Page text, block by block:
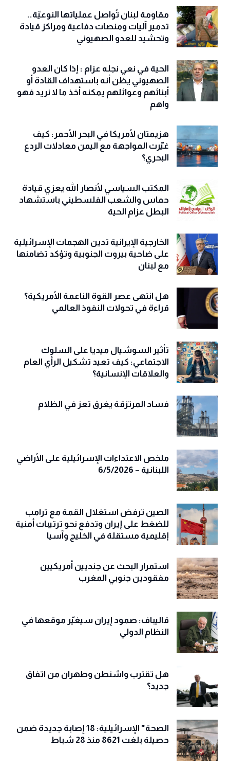
مقاومة لبنان تُواصل عملياتها النوعيّة..
تدمير آليات ومنصات دفاعية ومراكز قيادة
وتحشيد للعدو الصهيوني
الحية في نعي نجله عزام : إذا كان العدو
الصهيوني يظن أنه باستهداف القادة أو
أبنائهم وعوائلهم يمكنه أخذ ما لا نريد فهو
واهم
هزيمتان لأمريكا في البحر الأحمر: كيف
غيّرت المواجهة مع اليمن معادلات الردع
البحري؟
المكتب السياسي لأنصار الله يعزي قيادة
حماس والشعب الفلسطيني باستشهاد
البطل عزام الحية
الخارجية الإيرانية تدين الهجمات الإسرائيلية
على ضاحية بيروت الجنوبية وتؤكد تضامنها
مع لبنان
هل انتهى عصر القوة الناعمة الأمريكية؟
قراءة في تحولات النفوذ العالمي
تأثير السوشيال ميديا على السلوك
الاجتماعي: كيف تعيد تشكيل الرأي العام
والعلاقات الإنسانية؟
فساد المرتزقة يغرق تعز في الظلام
ملخص الاعتداءات الإسرائيلية على الأراضي
اللبنانية – 6/5/2026
الصين ترفض استغلال القمة مع ترامب
للضغط على إيران وتدفع نحو ترتيبات أمنية
إقليمية مستقلة في الخليج وآسيا
استمرار البحث عن جنديين أمريكيين
مفقودين جنوبي المغرب
قاليباف: صمود إيران سيغيّر موقعها في
النظام الدولي
هل تقترب واشنطن وطهران من اتفاق
جديد؟
الصحة" الإسرائيلية: 18 إصابة جديدة ضمن
حصيلة بلغت 8621 منذ 28 شباط